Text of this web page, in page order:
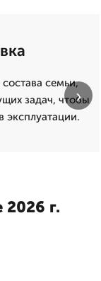
семьи,
задач, чтобы
›
2026 г.